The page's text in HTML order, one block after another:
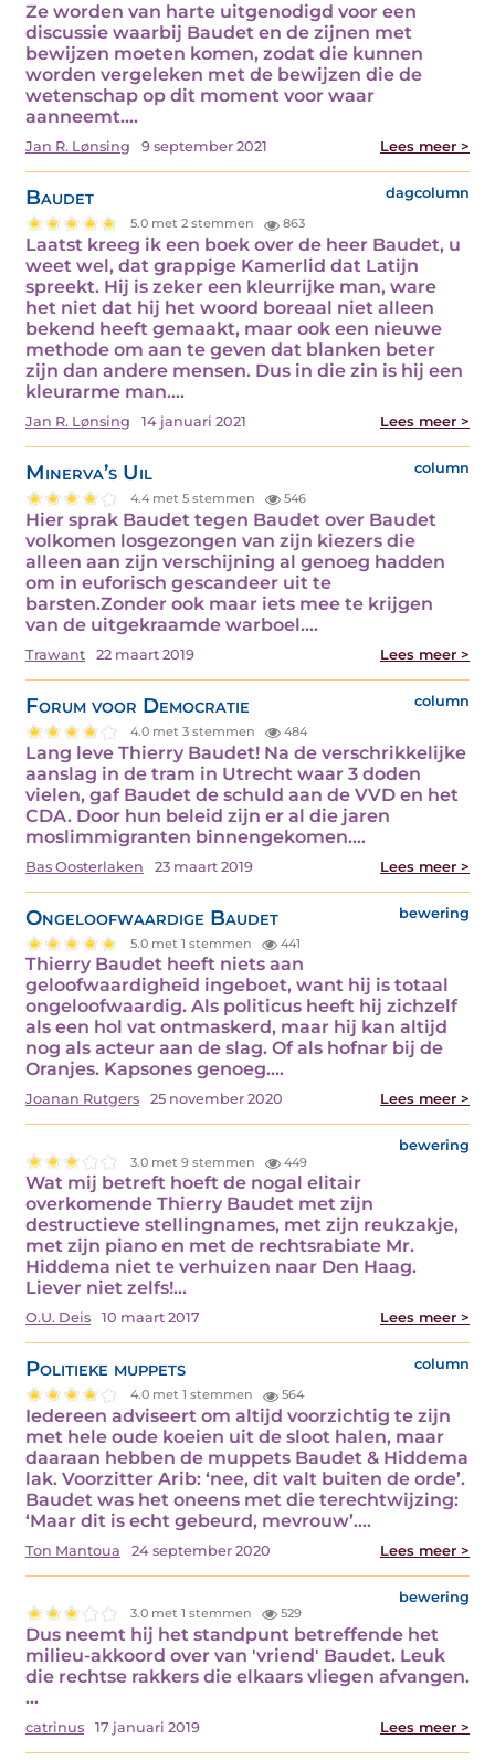
Ze worden van harte uitgenodigd voor een
discussie waarbij Baudet en de zijnen met
bewijzen moeten komen, zodat die kunnen
worden vergeleken met de bewijzen die de
wetenschap op dit moment voor waar
aanneemt.…
Jan R. Lønsing 9 september 2021 Lees meer >
Baudet dagcolumn
5.0 met 2 stemmen 863
Laatst kreeg ik een boek over de heer Baudet, u
weet wel, dat grappige Kamerlid dat Latijn
spreekt. Hij is zeker een kleurrijke man, ware
het niet dat hij het woord boreaal niet alleen
bekend heeft gemaakt, maar ook een nieuwe
methode om aan te geven dat blanken beter
zijn dan andere mensen. Dus in die zin is hij een
kleurarme man.…
Jan R. Lønsing 14 januari 2021 Lees meer >
Minerva’s Uil column
4.4 met 5 stemmen 546
Hier sprak Baudet tegen Baudet over Baudet
volkomen losgezongen van zijn kiezers die
alleen aan zijn verschijning al genoeg hadden
om in euforisch gescandeer uit te
barsten.Zonder ook maar iets mee te krijgen
van de uitgekraamde warboel.…
Trawant 22 maart 2019 Lees meer >
Forum voor Democratie column
4.0 met 3 stemmen 484
Lang leve Thierry Baudet! Na de verschrikkelijke
aanslag in de tram in Utrecht waar 3 doden
vielen, gaf Baudet de schuld aan de VVD en het
CDA. Door hun beleid zijn er al die jaren
moslimmigranten binnengekomen.…
Bas Oosterlaken 23 maart 2019 Lees meer >
Ongeloofwaardige Baudet bewering
5.0 met 1 stemmen 441
Thierry Baudet heeft niets aan
geloofwaardigheid ingeboet, want hij is totaal
ongeloofwaardig. Als politicus heeft hij zichzelf
als een hol vat ontmaskerd, maar hij kan altijd
nog als acteur aan de slag. Of als hofnar bij de
Oranjes. Kapsones genoeg.…
Joanan Rutgers 25 november 2020 Lees meer >
bewering
3.0 met 9 stemmen 449
Wat mij betreft hoeft de nogal elitair
overkomende Thierry Baudet met zijn
destructieve stellingnames, met zijn reukzakje,
met zijn piano en met de rechtsrabiate Mr.
Hiddema niet te verhuizen naar Den Haag.
Liever niet zelfs!…
O.U. Deis 10 maart 2017 Lees meer >
Politieke muppets column
4.0 met 1 stemmen 564
Iedereen adviseert om altijd voorzichtig te zijn
met hele oude koeien uit de sloot halen, maar
daaraan hebben de muppets Baudet & Hiddema
lak. Voorzitter Arib: ‘nee, dit valt buiten de orde’.
Baudet was het oneens met die terechtwijzing:
‘Maar dit is echt gebeurd, mevrouw’.…
Ton Mantoua 24 september 2020 Lees meer >
bewering
3.0 met 1 stemmen 529
Dus neemt hij het standpunt betreffende het
milieu-akkoord over van 'vriend' Baudet. Leuk
die rechtse rakkers die elkaars vliegen afvangen.
…
catrinus 17 januari 2019 Lees meer >